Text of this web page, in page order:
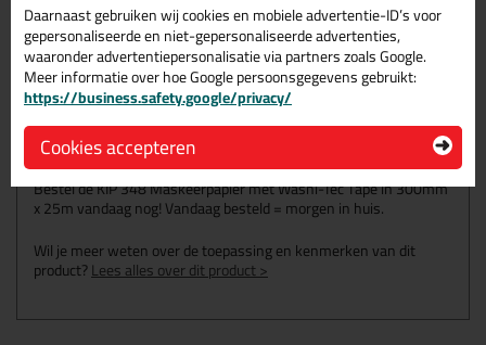
Omschrijving Specificaties Reviews (2)
KIP 348 Maskeerpapier met
Washi-Tec Tape in 300mm
x 25m
Bestel de KIP 348 Maskeerpapier met Washi-Tec Tape in 300mm
x 25m vandaag nog! Vandaag besteld = morgen in huis.
Wil je meer weten over de toepassing en kenmerken van dit
product?Lees alles over dit product >
Daarnaast gebruiken wij cookies en mobiele advertentie-ID’s voor
gepersonaliseerde en niet-gepersonaliseerde advertenties,
waaronder advertentiepersonalisatie via partners zoals Google.
Meer informatie over hoe Google persoonsgegevens gebruikt:
https://business.safety.google/privacy/
Cookies accepteren